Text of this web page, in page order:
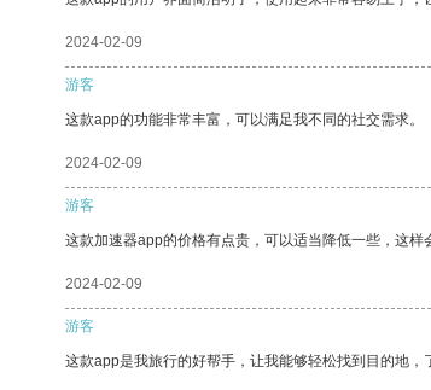
2024-02-09
游客
这款app的功能非常丰富，可以满足我不同的社交需求。
2024-02-09
游客
这款加速器app的价格有点贵，可以适当降低一些，这样
2024-02-09
游客
这款app是我旅行的好帮手，让我能够轻松找到目的地，